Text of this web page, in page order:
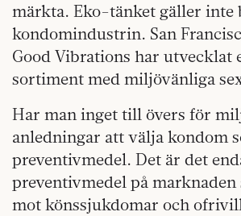
märkta. Eko-tänket gäller inte
kondomindustrin. San
Good Vibrations har utvecklat
sortiment med miljövänliga
Har man inget till övers för
anledningar att välja kondom
preventivmedel. Det är det
preventivmedel på
mot könssjukdomar och